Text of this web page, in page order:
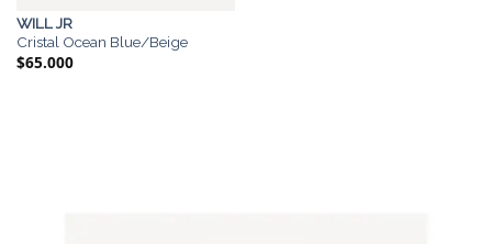
WILL JR
Cristal Ocean Blue/Beige
$65.000